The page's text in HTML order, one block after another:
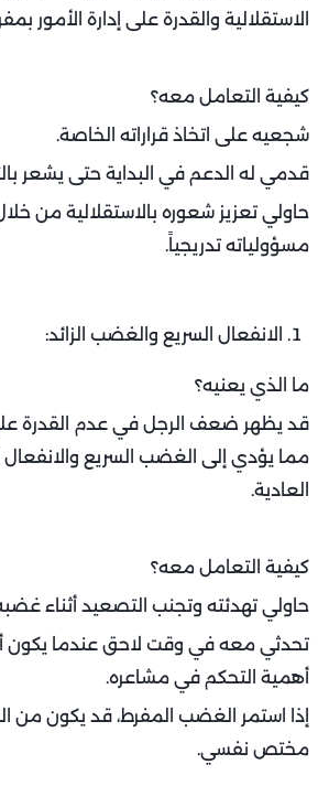
الاستقلالية والقدرة على إدارة الأمور
كيفية التعامل معه؟
شجعيه على اتخاذ قراراته الخاصة.
قدمي له الدعم في البداية حتى يشعر
حاولي تعزيز شعوره بالاستقلالية من
مسؤولياته تدريجياً.
الانفعال السريع والغضب الزائد:
ما الذي يعنيه؟
قد يظهر ضعف الرجل في عدم القدرة
مما يؤدي إلى الغضب السريع والانفعال
العادية.
كيفية التعامل معه؟
حاولي تهدئته وتجنب التصعيد أثناء
تحدثي معه في وقت لاحق عندما يكون
أهمية التحكم في مشاعره.
إذا استمر الغضب المفرط، قد يكون من
مختص نفسي.